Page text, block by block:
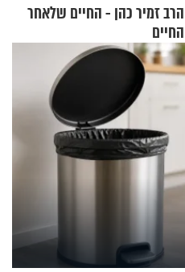
הרב זמיר כהן - החיים שלאחר
החיים